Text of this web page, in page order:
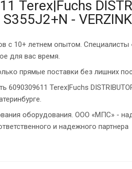
Terex|Fuchs
-
с 10+ летнем опытом.
для вас время.
прямые поставки без лишних
Terex|Fuchs
оборудования. ООО «МПС» -
и надежного партнера